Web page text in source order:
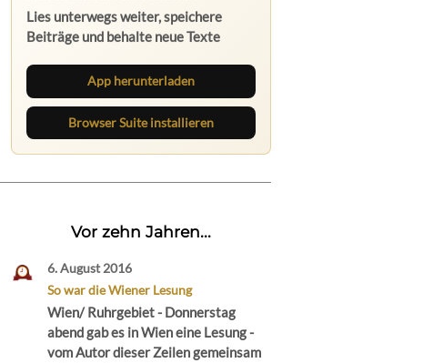
Lies unterwegs weiter, speichere
Beiträge und behalte neue Texte
App herunterladen
Browser Suite installieren
Vor zehn Jahren...
6. August 2016
So war die Wiener Lesung
Wien/ Ruhrgebiet - Donnerstag
abend gab es in Wien eine Lesung -
vom Autor dieser Zeilen gemeinsam